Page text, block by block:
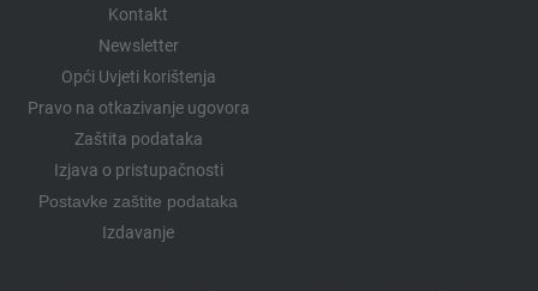
Kontakt
Newsletter
Opći Uvjeti korištenja
Pravo na otkazivanje ugovora
Zaštita podataka
Izjava o pristupačnosti
Postavke zaštite podataka
Izdavanje